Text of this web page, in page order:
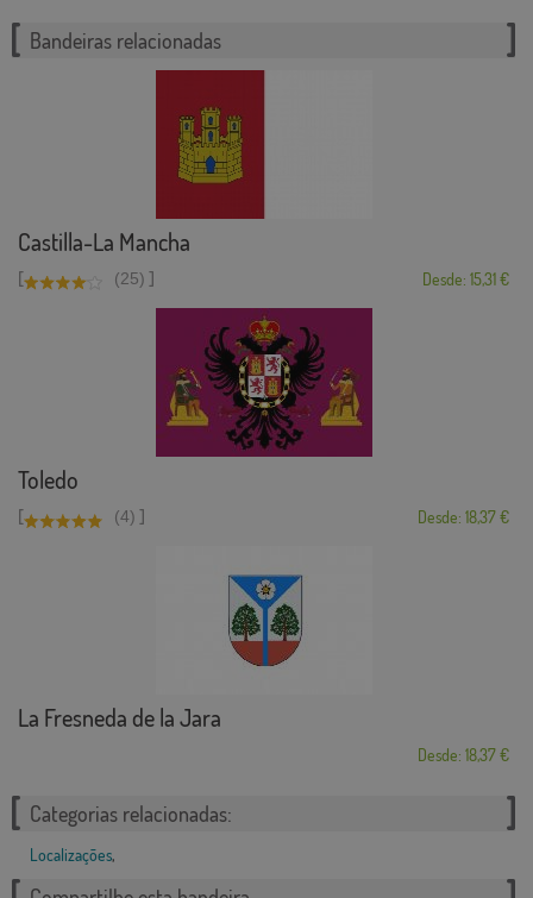
Bandeiras relacionadas
Castilla-La Mancha
[ (25) ] Desde: 15,31 €
Toledo
[ (4) ] Desde: 18,37 €
La Fresneda de la Jara
Desde: 18,37 €
Categorias relacionadas:
Localizações,